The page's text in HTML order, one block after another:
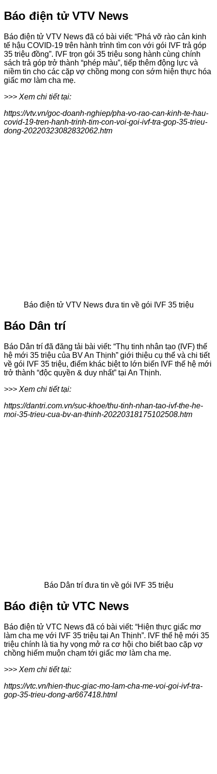
Báo điện tử VTV News
Báo điện tử VTV News đã có bài viết: “Phá vỡ rào cản kinh
tế hậu COVID-19 trên hành trình tìm con với gói IVF trả góp
35 triệu đồng”. IVF trọn gói 35 triệu song hành cùng chính
sách trả góp trở thành “phép màu”, tiếp thêm động lực và
niềm tin cho các cặp vợ chồng mong con sớm hiện thực hóa
giấc mơ làm cha mẹ.
>>> Xem chi tiết tại:
https://vtv.vn/goc-doanh-nghiep/pha-vo-rao-can-kinh-te-hau-
covid-19-tren-hanh-trinh-tim-con-voi-goi-ivf-tra-gop-35-trieu-
dong-20220323082832062.htm
Báo điện tử VTV News đưa tin về gói IVF 35 triệu
Báo Dân trí
Báo Dân trí đã đăng tải bài viết: “Thụ tinh nhân tạo (IVF) thế
hệ mới 35 triệu của BV An Thịnh” giới thiệu cụ thể và chi tiết
về gói IVF 35 triệu, điểm khác biệt to lớn biến IVF thế hệ mới
trở thành “độc quyền & duy nhất” tại An Thịnh.
>>> Xem chi tiết tại:
https://dantri.com.vn/suc-khoe/thu-tinh-nhan-tao-ivf-the-he-
moi-35-trieu-cua-bv-an-thinh-20220318175102508.htm
Báo Dân trí đưa tin về gói IVF 35 triệu
Báo điện tử VTC News
Báo điện tử VTC News đã có bài viết: “Hiện thực giấc mơ
làm cha mẹ với IVF 35 triệu tại An Thịnh”. IVF thế hệ mới 35
triệu chính là tia hy vọng mở ra cơ hội cho biết bao cặp vợ
chồng hiếm muộn chạm tới giấc mơ làm cha mẹ.
>>> Xem chi tiết tại:
https://vtc.vn/hien-thuc-giac-mo-lam-cha-me-voi-goi-ivf-tra-
gop-35-trieu-dong-ar667418.html